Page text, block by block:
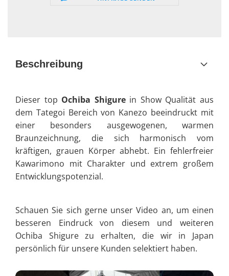
Beschreibung
Dieser top Ochiba Shigurein Show Qualität aus
dem Tategoi Bereich von Kanezo beeindruckt mit
einer besonders ausgewogenen, warmen
Braunzeichnung, die sich harmonisch vom
kräftigen, grauen Körper abhebt. Ein fehlerfreier
Kawarimono mit Charakter und extrem großem
Entwicklungspotenzial.
Schauen Sie sich gerne unser Video an, um einen
besseren Eindruck von diesem und weiteren
Ochiba Shigure zu erhalten, die wir in Japan
persönlich für unsere Kunden selektiert haben.